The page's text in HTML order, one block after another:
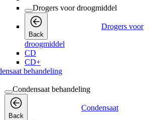
Drogers voor droogmiddel
Back
Drogers voor
droogmiddel
CD
CD+
behandeling
Condensaat behandeling
Back
Condensaat